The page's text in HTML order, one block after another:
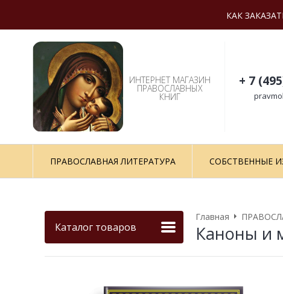
КАК
ИНТЕРНЕТ МАГАЗИН
ПРАВОСЛАВНЫХ
КНИГ
+ 7
ПРАВОСЛАВНАЯ ЛИТЕРАТУРА СОБСТВЕННЫЕ
Каталог товаров
Главная
Каноны и